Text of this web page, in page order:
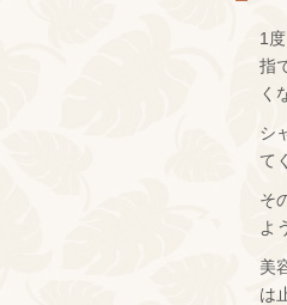
1
指
く
シ
て
そ
よ
美
は